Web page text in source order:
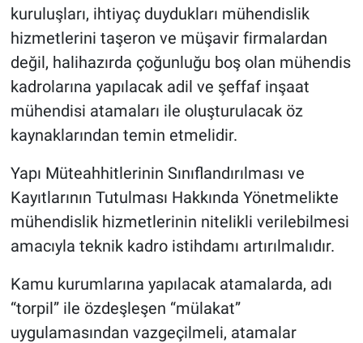
kuruluşları, ihtiyaç duydukları mühendislik
hizmetlerini taşeron ve müşavir firmalardan
değil, halihazırda çoğunluğu boş olan mühendis
kadrolarına yapılacak adil ve şeffaf inşaat
mühendisi atamaları ile oluşturulacak öz
kaynaklarından temin etmelidir.
Yapı Müteahhitlerinin Sınıflandırılması ve
Kayıtlarının Tutulması Hakkında Yönetmelikte
mühendislik hizmetlerinin nitelikli verilebilmesi
amacıyla teknik kadro istihdamı artırılmalıdır.
Kamu kurumlarına yapılacak atamalarda, adı
“torpil” ile özdeşleşen “mülakat”
uygulamasından vazgeçilmeli, atamalar